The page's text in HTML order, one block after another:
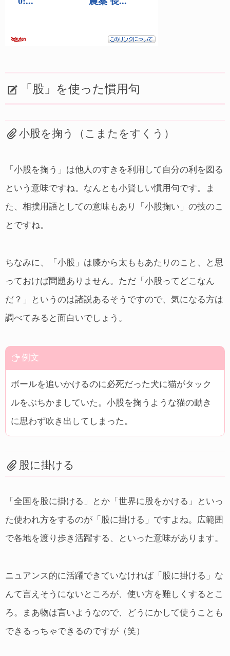
「股」を使った慣用句
小股を掬う（こまたをすくう）
「小股を掬う」は他人のすきを利用して自分の利を図る
という意味ですね。なんとも小賢しい慣用句です。ま
た、相撲用語としての意味もあり「小股掬い」の技のこ
とですね。
ちなみに、「小股」は膝から太ももあたりのこと、と思
っておけば問題ありません。ただ「小股ってどこなん
だ？」というのは諸説あるそうですので、気になる方は
調べてみると面白いでしょう。
例文
ボールを追いかけるのに必死だった犬に猫がタック
ルをぶちかましていた。小股を掬うような猫の動き
に思わず吹き出してしまった。
股に掛ける
「全国を股に掛ける」とか「世界に股をかける」といっ
た使われ方をするのが「股に掛ける」ですよね。広範囲
で各地を渡り歩き活躍する、といった意味があります。
ニュアンス的に活躍できていなければ「股に掛ける」な
んて言えそうにないところが、使い方を難しくするとこ
ろ。まあ物は言いようなので、どうにかして使うことも
できるっちゃできるのですが（笑）